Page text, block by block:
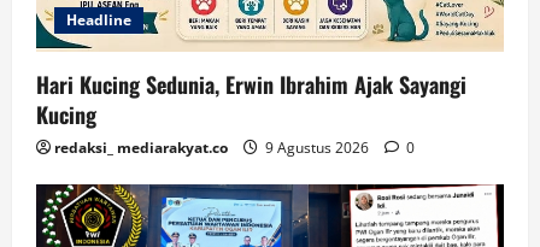
Headline
Hari Kucing Sedunia, Erwin Ibrahim Ajak Sayangi
Kucing
redaksi_ mediarakyat.co 9 Agustus 2026 0